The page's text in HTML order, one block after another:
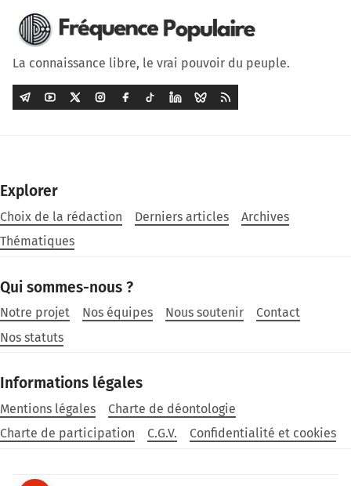
La connaissance libre, le vrai pouvoir du peuple.
Explorer
Choix de la rédaction Derniers articles
Archives
Thématiques
Qui sommes-nous ?
Notre projet Nos équipes Nous soutenir
Contact
Nos statuts
Informations légales
Mentions légales
Charte de déontologie
Charte de participation
C.G.V. Confidentialité et cookies